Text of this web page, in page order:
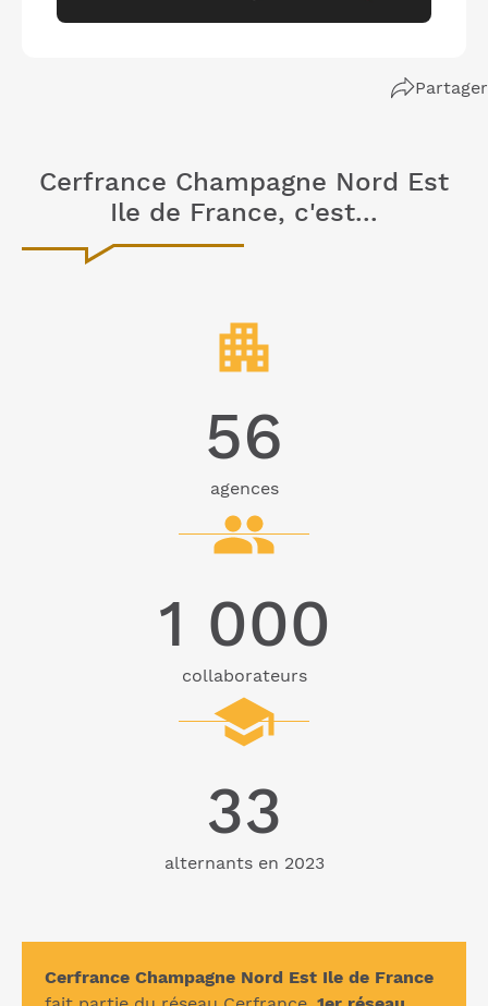
Partager
Cerfrance Champagne Nord Est
Ile de France, c'est...
56
agences
1 000
collaborateurs
33
alternants en 2023
Cerfrance Champagne Nord Est Ile de France